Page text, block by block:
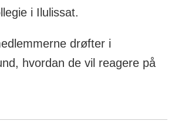
i Ilulissat.
drøfter i
hvordan de vil reagere på